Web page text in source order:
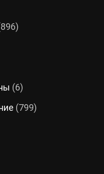
(6)
(799)